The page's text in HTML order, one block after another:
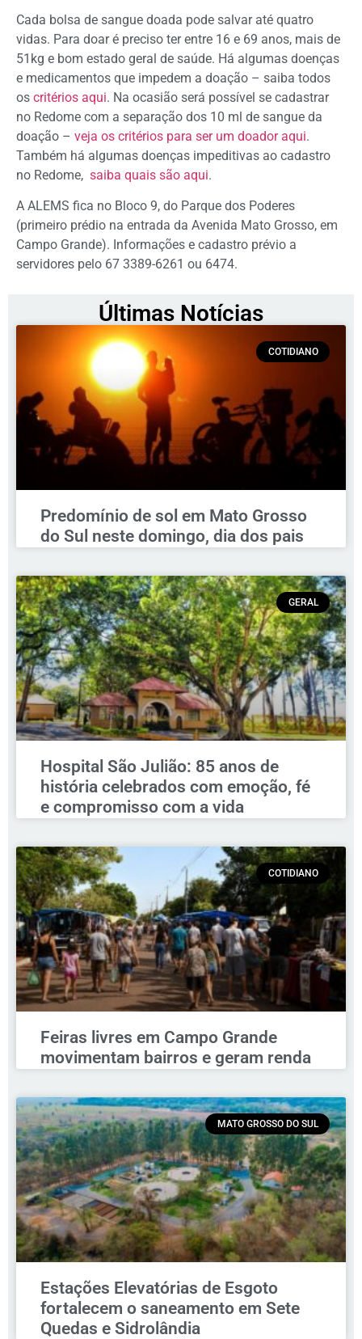
Cada bolsa de sangue doada pode salvar até quatro
vidas. Para doar é preciso ter entre 16 e 69 anos, mais de
51kg e bom estado geral de saúde. Há algumas doenças
e medicamentos que impedem a doação – saiba todos
os critérios aqui. Na ocasião será possível se cadastrar
no Redome com a separação dos 10 ml de sangue da
doação – veja os critérios para ser um doador aqui.
Também há algumas doenças impeditivas ao cadastro
no Redome, saiba quais são aqui.
A ALEMS fica no Bloco 9, do Parque dos Poderes
(primeiro prédio na entrada da Avenida Mato Grosso, em
Campo Grande). Informações e cadastro prévio a
servidores pelo 67 3389-6261 ou 6474.
Últimas Notícias
COTIDIANO
Predomínio de sol em Mato Grosso
do Sul neste domingo, dia dos pais
GERAL
Hospital São Julião: 85 anos de
história celebrados com emoção, fé
e compromisso com a vida
COTIDIANO
Feiras livres em Campo Grande
movimentam bairros e geram renda
MATO GROSSO DO SUL
Estações Elevatórias de Esgoto
fortalecem o saneamento em Sete
Quedas e Sidrolândia